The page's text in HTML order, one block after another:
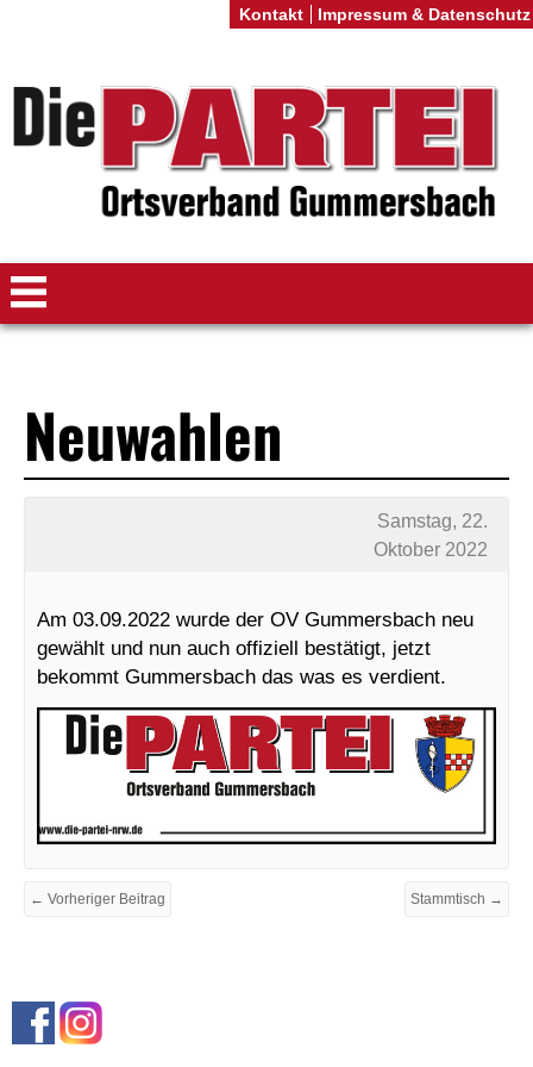
Neuwahlen
Samstag, 22.
Oktober 2022
Am 03.09.2022 wurde der OV Gummersbach neu
gewählt und nun auch offiziell bestätigt, jetzt
bekommt Gummersbach das was es verdient.
← Vorheriger Beitrag Stammtisch →
Kontakt Impressum & Datenschutz